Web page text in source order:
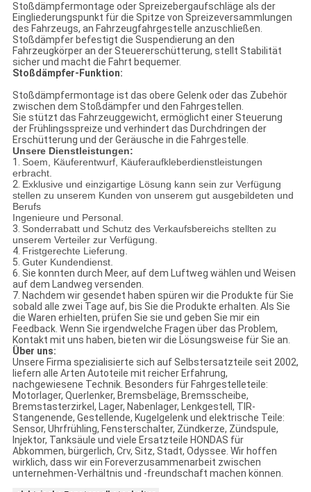
Stoßdämpfermontage oder Spreizebergaufschläge als der
Eingliederungspunkt für die Spitze von Spreizeversammlungen
des Fahrzeugs, an Fahrzeugfahrgestelle anzuschließen.
Stoßdämpfer befestigt die Suspendierung an den
Fahrzeugkörper an der Steuererschütterung, stellt Stabilität
sicher und macht die Fahrt bequemer.
Stoßdämpfer-Funktion:
Stoßdämpfermontage ist das obere Gelenk oder das Zubehör
zwischen dem Stoßdämpfer und den Fahrgestellen.
Sie stützt das Fahrzeuggewicht, ermöglicht einer Steuerung
der Frühlingsspreize und verhindert das Durchdringen der
Erschütterung und der Geräusche in die Fahrgestelle.
Unsere Dienstleistungen:
1. Soem, Käuferentwurf, Käuferaufkleberdienstleistungen
erbracht.
2. Exklusive und einzigartige Lösung kann sein zur Verfügung
stellen zu unserem Kunden von unserem gut ausgebildeten und
Berufs
Ingenieure und Personal.
3. Sonderrabatt und Schutz des Verkaufsbereichs stellten zu
unserem Verteiler zur Verfügung.
4. Fristgerechte Lieferung.
5. Guter Kundendienst.
6. Sie konnten durch Meer, auf dem Luftweg wählen und Weisen
auf dem Landweg versenden.
7. Nachdem wir gesendet haben spüren wir die Produkte für Sie
sobald alle zwei Tage auf, bis Sie die Produkte erhalten. Als Sie
die Waren erhielten, prüfen Sie sie und geben Sie mir ein
Feedback. Wenn Sie irgendwelche Fragen über das Problem,
Kontakt mit uns haben, bieten wir die Lösungsweise für Sie an.
Über uns:
Unsere Firma spezialisierte sich auf Selbstersatzteile seit 2002,
liefern alle Arten Autoteile mit reicher Erfahrung,
nachgewiesene Technik. Besonders für Fahrgestelleteile:
Motorlager, Querlenker, Bremsbeläge, Bremsscheibe,
Bremstasterzirkel, Lager, Nabenlager, Lenkgestell, TIR-
Stangenende, Gestellende, Kugelgelenk und elektrische Teile:
Sensor, Uhrfrühling, Fensterschalter, Zündkerze, Zündspule,
Injektor, Tanksäule und viele Ersatzteile HONDAS für
Abkommen, bürgerlich, Crv, Sitz, Stadt, Odyssee. Wir hoffen
wirklich, dass wir ein Foreverzusammenarbeit zwischen
unternehmen-Verhältnis und -freundschaft machen können.